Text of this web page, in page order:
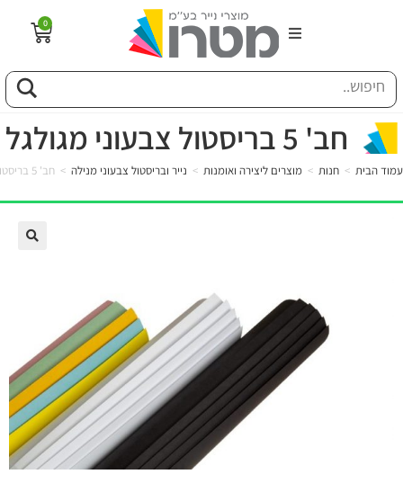
החברה
0
חב' 5 בריסטול צבעוני מגולגל
עמוד הבית > חנות > מוצרים ליצירה ואומנות > נייר ובריסטול צבעוני מנילה > חב' 5 בריסטול צבעוני מגולגל